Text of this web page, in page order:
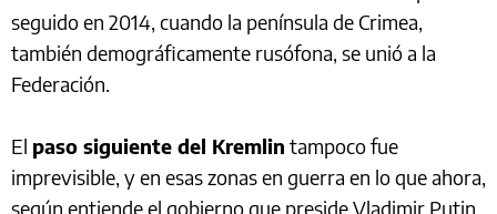
seguido en 2014, cuando la península de Crimea,
también demográficamente rusófona, se unió a la
Federación.
El paso siguiente del Kremlin tampoco fue
imprevisible, y en esas zonas en guerra en lo que ahora,
según entiende el gobierno que preside Vladimir Putin